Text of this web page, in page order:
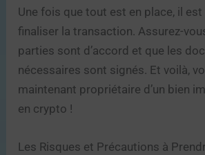
Une fois que tout est en place, il
finaliser la transaction. Assurez-
parties sont d’accord et que les
nécessaires sont signés. Et voilà,
maintenant propriétaire d’un bien
en crypto !
Les Risques et Précautions à